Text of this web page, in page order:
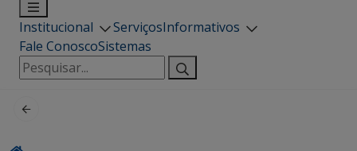
Institucional ServiçosInformativos
Fale ConoscoSistemas
Pesquisar
por: